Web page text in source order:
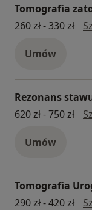
Tomografia
260 zł - 330 zł
Umów
Rezonans
620 zł - 750 zł
Umów
Tomografia
290 zł - 420 zł